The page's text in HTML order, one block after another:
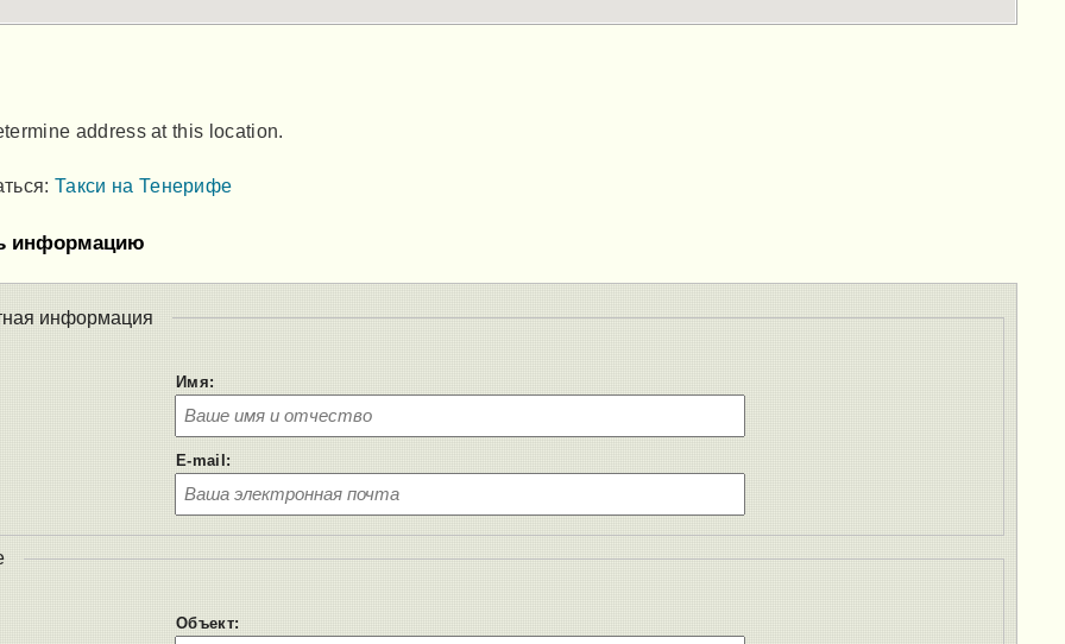
address at this location.
Такси на Тенерифе
информацию
информация
Имя:
E-mail:
Объект: